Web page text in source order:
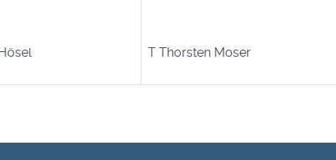
T Thorsten Moser